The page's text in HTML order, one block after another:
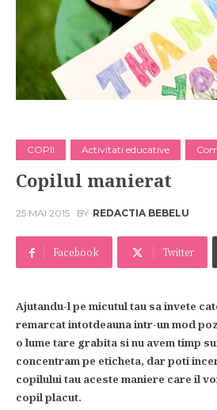
COPII Activitati educative
Copilul manierat
25 MAI 2015 BY REDACTIA BEBELU
Facebook Twitter
Ajutandu-l pe micutul tau sa invete
remarcat intotdeauna intr-un mod
o lume tare grabita si nu avem timp
concentram pe eticheta, dar poti
copilului tau aceste maniere care il
copil placut.